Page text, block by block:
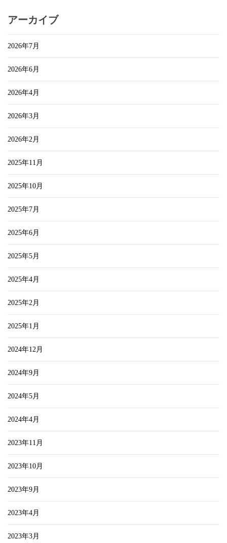
アーカイブ
2026年7月
2026年6月
2026年4月
2026年3月
2026年2月
2025年11月
2025年10月
2025年7月
2025年6月
2025年5月
2025年4月
2025年2月
2025年1月
2024年12月
2024年9月
2024年5月
2024年4月
2023年11月
2023年10月
2023年9月
2023年4月
2023年3月